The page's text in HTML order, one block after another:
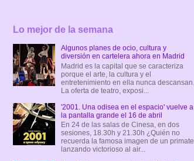
Lo mejor de la semana
Algunos planes de ocio, cultura y
diversión en cartelera ahora en Madrid
Madrid es la capital que se caracteriza
porque el arte, la cultura y el
entretenimiento en ella nunca descansan.
La oferta de teatro, exposi...
'2001. Una odisea en el espacio' vuelve a
la pantalla grande el 16 de abril
En 24 de las salas de Cinesa, en dos
sesiones, 18.30h y 21.30h ¿Quién no
recuerda la famosa imagen de un primate
lanzando victorioso al air...